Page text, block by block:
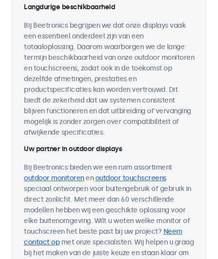
Langdurige beschikbaarheid
Bij Beetronics begrijpen we dat onze displays vaak
een essentieel onderdeel zijn van een
totaaloplossing. Daarom waarborgen we de lange
termijn beschikbaarheid van onze outdoor monitoren
en touchscreens, zodat ook in de toekomst op
dezelfde afmetingen, prestaties en
productspecificaties kan worden vertrouwd. Dit
biedt de zekerheid dat uw systemen consistent
blijven functioneren en dat uitbreiding of vervanging
mogelijk is zonder zorgen over compatibiliteit of
afwijkende specificaties.
Uw partner in outdoor displays
Bij Beetronics bieden we een ruim assortiment
outdoor monitorenenoutdoor touchscreens
speciaal ontworpen voor buitengebruik of gebruik in
direct zonlicht. Met meer dan 60 verschillende
modellen hebben wij een geschikte oplossing voor
elke buitenomgeving. Wilt u weten welke monitor of
touchscreen het beste past bij uw project? Neem
contact opmet onze specialisten. Wij helpen u graag
bij het maken van de juiste keuze en staan klaar om